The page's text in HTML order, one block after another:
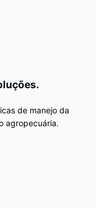
de manejo da
agropecuária.